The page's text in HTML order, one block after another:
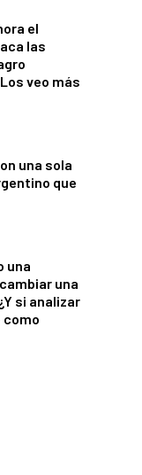
el
las
veo más
una sola
que
una
una
si analizar
como